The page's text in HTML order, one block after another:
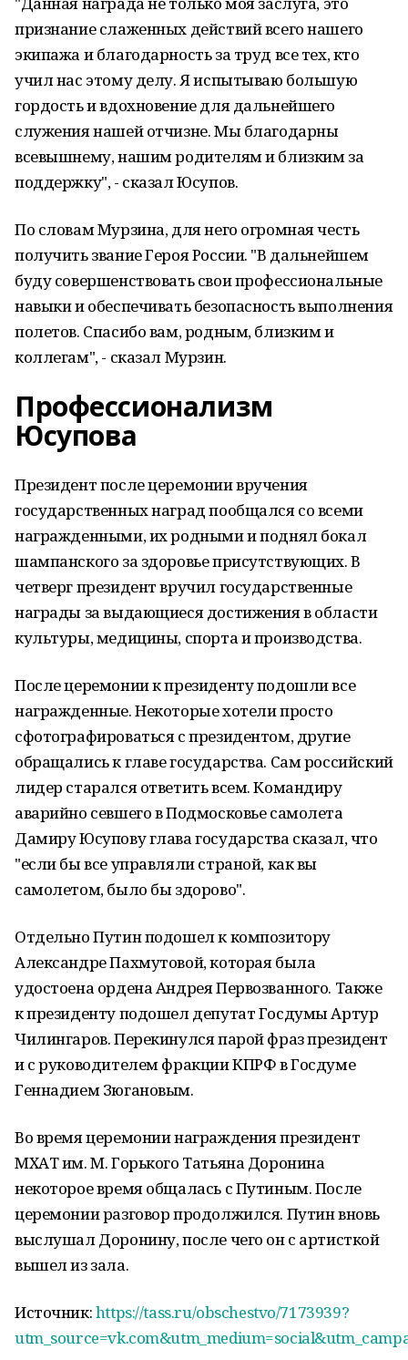
признание слаженных действий всего нашего
экипажа и благодарность за труд все тех, кто
учил нас этому делу. Я испытываю большую
гордость и вдохновение для дальнейшего
служения нашей отчизне. Мы благодарны
всевышнему, нашим родителям и близким за
поддержку", - сказал Юсупов.
По словам Мурзина, для него огромная честь
получить звание Героя России. "В дальнейшем
буду совершенствовать свои профессиональные
навыки и обеспечивать безопасность выполнения
полетов. Спасибо вам, родным, близким и
коллегам", - сказал Мурзин.
Профессионализм
Юсупова
Президент после церемонии вручения
государственных наград пообщался со всеми
награжденными, их родными и поднял бокал
шампанского за здоровье присутствующих. В
четверг президент вручил государственные
награды за выдающиеся достижения в области
культуры, медицины, спорта и производства.
После церемонии к президенту подошли все
награжденные. Некоторые хотели просто
сфотографироваться с президентом, другие
обращались к главе государства. Сам российский
лидер старался ответить всем. Командиру
аварийно севшего в Подмосковье самолета
Дамиру Юсупову глава государства сказал, что
"если бы все управляли страной, как вы
самолетом, было бы здорово".
Отдельно Путин подошел к композитору
Александре Пахмутовой, которая была
удостоена ордена Андрея Первозванного. Также
к президенту подошел депутат Госдумы Артур
Чилингаров. Перекинулся парой фраз президент
и с руководителем фракции КПРФ в Госдуме
Геннадием Зюгановым.
Во время церемонии награждения президент
МХАТ им. М. Горького Татьяна Доронина
некоторое время общалась с Путиным. После
церемонии разговор продолжился. Путин вновь
выслушал Доронину, после чего он с артисткой
вышел из зала.
Источник:https://tass.ru/obschestvo/7173939?